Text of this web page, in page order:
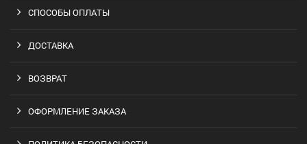
СПОСОБЫ ОПЛАТЫ
ДОСТАВКА
ВОЗВРАТ
ОФОРМЛЕНИЕ ЗАКАЗА